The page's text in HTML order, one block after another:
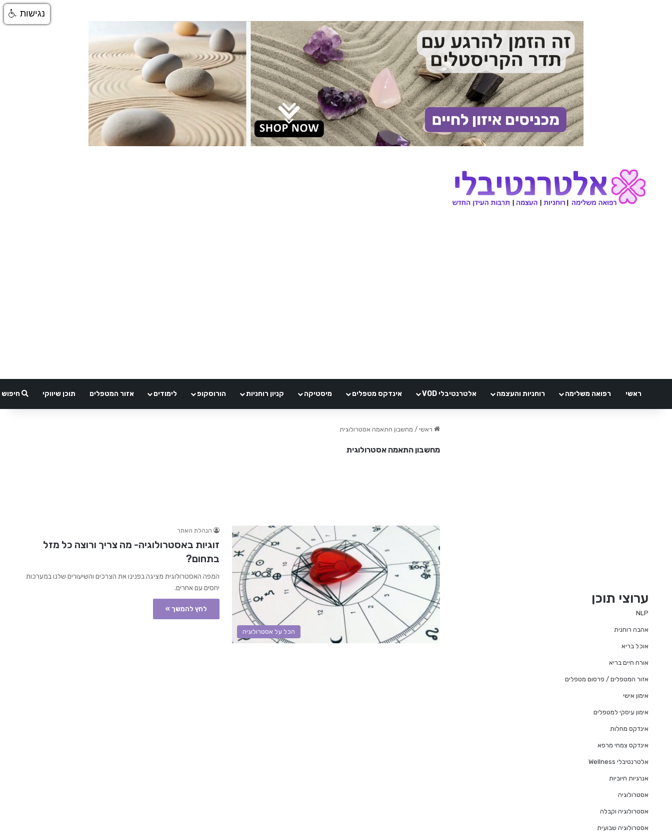
ראשי רפואה משלימה רוחניות והעצמה אלטרנטיבלי VOD אינדקס מטפלים מיסטיקה קניון רוחניות הורוסקופ לימודים אזור המטפלים תוכן שיווקי חיפוש
ראשי / מחשבון התאמה אסטרולוגית
מחשבון התאמה אסטרולוגית
הכל על אסטרולוגיה
הנהלת האתר
זוגיות באסטרולוגיה- מה צריך ורוצה כל מזל
בתחום?
המפה האסטרולוגית מציגה בפנינו את הצרכים והשיעורים שלנו במערכות
יחסים עם אחרים.
לחץ להמשך »
ערוצי תוכן
NLP
אהבה רוחנית
אוכל בריא
אורח חיים בריא
אזור המטפלים / פרסום מטפלים
אימון אישי
אימון עיסקי למטפלים
אינדקס מחלות
אינדקס צמחי מרפא
אלטרנטיבלי Wellness
אנרגיות חיוביות
אסטרולוגיה
אסטרולוגיה וקבלה
אסטרולוגיה שבועית
נגישות